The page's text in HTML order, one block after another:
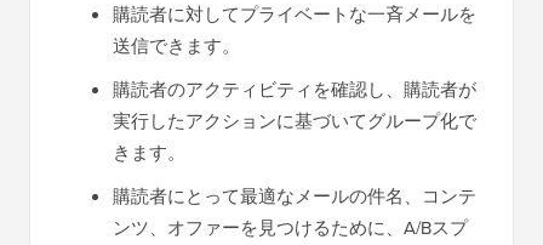
購読者に対してプライベートな一斉メールを
送信できます。
購読者のアクティビティを確認し、購読者が
実行したアクションに基づいてグループ化で
きます。
購読者にとって最適なメールの件名、コンテ
ンツ、オファーを見つけるために、A/Bスプ